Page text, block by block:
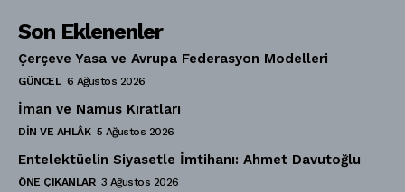
Son Eklenenler
Çerçeve Yasa ve Avrupa Federasyon Modelleri
GÜNCEL 6 Ağustos 2026
İman ve Namus Kıratları
DIN VE AHLÂK 5 Ağustos 2026
Entelektüelin Siyasetle İmtihanı: Ahmet Davutoğlu
ÖNE ÇIKANLAR 3 Ağustos 2026